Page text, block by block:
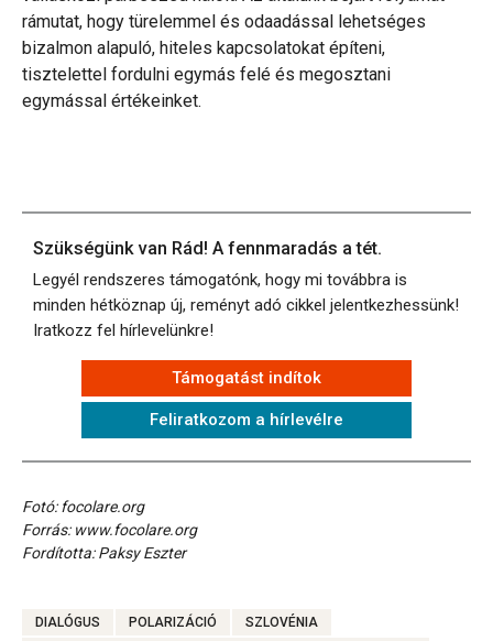
rámutat, hogy türelemmel és odaadással lehetséges
bizalmon alapuló, hiteles kapcsolatokat építeni,
tisztelettel fordulni egymás felé és megosztani
egymással értékeinket.
Szükségünk van Rád! A fennmaradás a tét.
Legyél rendszeres támogatónk, hogy mi továbbra is
minden hétköznap új, reményt adó cikkel jelentkezhessünk!
Iratkozz fel hírlevelünkre!
Támogatást indítok
Feliratkozom a hírlevélre
Fotó: focolare.org
Forrás: www.focolare.org
Fordította: Paksy Eszter
DIALÓGUS POLARIZÁCIÓ
SZLOVÉNIA